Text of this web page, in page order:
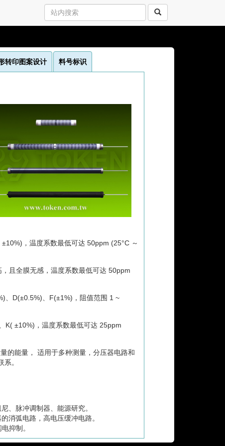
转印图案设计 料号标识
，温度系数最低可达 50ppm (25°C ～
且全膜无感，温度系数最低可达 50ppm
、D(±0.5%)、F(±1%)，阻值范围 1 ~
K( ±10%)，温度系数最低可达 25ppm
的能量， 适用于多种测量，分压器电路和
。
、脉冲调制器、能源研究。
消弧电路，高电压缓冲电路。
抑制。